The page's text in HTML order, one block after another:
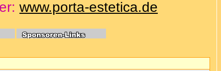
www.porta-estetica.de